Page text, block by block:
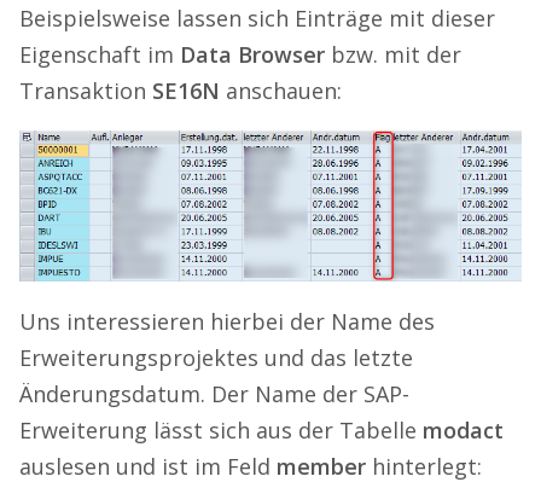
Beispielsweise lassen sich Einträge mit dieser
Eigenschaft im Data Browser bzw. mit der
Transaktion SE16N anschauen:
Uns interessieren hierbei der Name des
Erweiterungsprojektes und das letzte
Änderungsdatum. Der Name der SAP-
Erweiterung lässt sich aus der Tabelle modact
auslesen und ist im Feld member hinterlegt: